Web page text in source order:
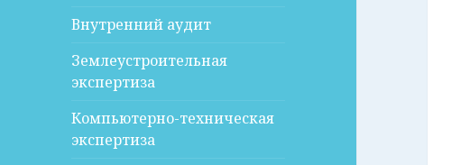
Внутренний аудит
Землеустроительная
экспертиза
Компьютерно-техническая
экспертиза